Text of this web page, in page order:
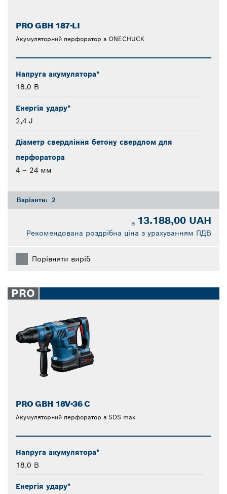
PRO GBH 187-LI
Акумуляторний перфоратор з ONECHUCK
Напруга акумулятора*
18,0 В
Енергія удару*
2,4 J
Діаметр свердління бетону свердлом для
перфоратора
4 – 24 мм
Варіанти: 2
з 13.188,00 UAH
Рекомендована роздрібна ціна з урахуванням ПДВ
Порівняти виріб
PRO
PRO GBH 18V-36 C
Акумуляторний перфоратор з SDS max
Напруга акумулятора*
18,0 В
Енергія удару*